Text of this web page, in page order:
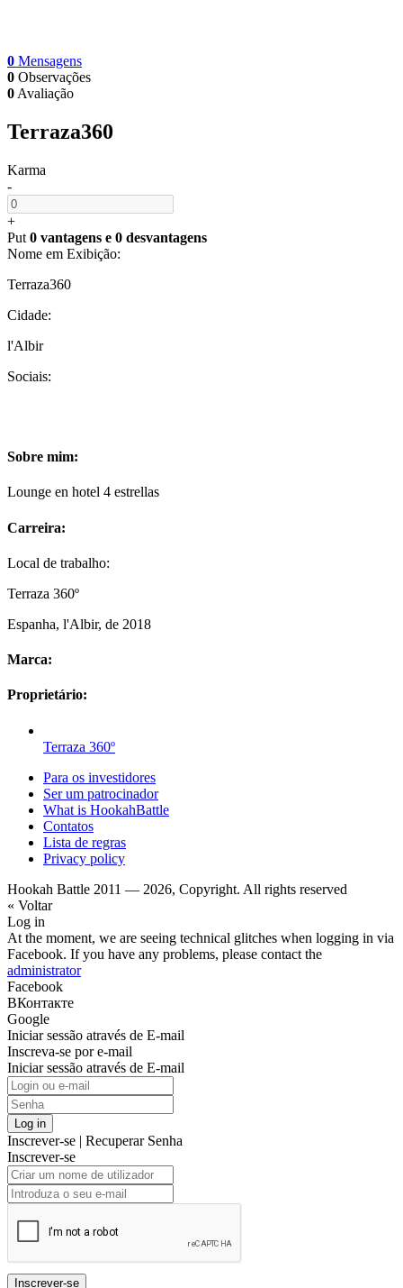
0 Mensagens
0 Observações
0 Avaliação
Terraza360
Karma
-
+
Put 0 vantagens e 0 desvantagens
Nome em Exibição:
Terraza360
Cidade:
l'Albir
Sociais:
Sobre mim:
Lounge en hotel 4 estrellas
Carreira:
Local de trabalho:
Terraza 360º
Espanha, l'Albir, de 2018
Marca:
Proprietário:
Terraza 360º
Para os investidores
Ser um patrocinador
What is HookahBattle
Contatos
Lista de regras
Privacy policy
Hookah Battle 2011 — 2026, Copyright. All rights reserved
« Voltar
Log in
At the moment, we are seeing technical glitches when logging in via
Facebook. If you have any problems, please contact the
administrator
Facebook
ВКонтакте
Google
Iniciar sessão através de E-mail
Inscreva-se por e-mail
Iniciar sessão através de E-mail
Log in
Inscrever-se | Recuperar Senha
Inscrever-se
Inscrever-se